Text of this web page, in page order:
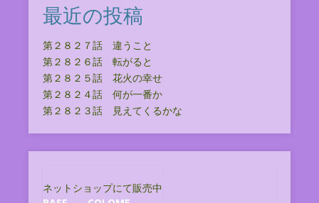
最近の投稿
第２８２７話 違うこと
第２８２６話 転がると
第２８２５話 花火の幸せ
第２８２４話 何が一番か
第２８２３話 見えてくるかな
ネットショップにて販売中